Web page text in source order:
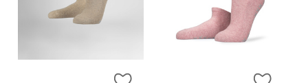
ZUR WUNSCHLISTE HINZUFÜGEN
ZUR